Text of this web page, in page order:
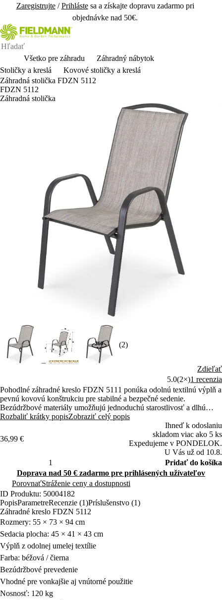
Zaregistrujte/Prihlástesa a získajte dopravu zadarmo pri
objednávke nad 50€.
Všetko pre záhradu
Záhradný nábytok
Stoličky a kreslá
Kovové stoličky a kreslá
Záhradná stolička FDZN 5112
FDZN 5112
Záhradná stolička
(2)
Zdieľať
5.0(2×)1 recenzia
Pohodlné záhradné kreslo FDZN 5111 ponúka odolnú textilnú výplň a
pevnú kovovú konštrukciu pre stabilné a bezpečné sedenie.
Bezúdržbové materiály umožňujú jednoduchú starostlivosť a dlhú
životnosť pri používaní vonku aj vo vnútri. Ergonomické operadlo a
podrúčky zaisťujú vysoký komfort pri stolovaní aj relaxácii.
Rozbaliť krátky popisZobraziť celý popis
36,99 €
Ihneď k odoslaniu
skladom viac ako 5 ks
Expedujeme v PONDELOK.
U Vás už od 10.8.
Pridať do košíka
Doprava nad 50 € zadarmo pre prihlásených užívateľov
PorovnaťStráženie ceny a dostupnosti
ID Produktu: 50004182
PopisParametreRecenzie (1)Príslušenstvo (1)
Záhradné kreslo FDZN 5112
Rozmery: 55 × 73 × 94 cm
Sedacia plocha: 45 × 41 × 43 cm
Výplň z odolnej umelej textílie
Farba: béžová / čierna
Bezúdržbové prevedenie
Vhodné pre vonkajšie aj vnútorné použitie
Nosnosť: 120 kg